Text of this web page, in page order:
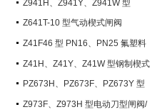
Z941H、Z941Y、Z941W 型
PN100~PN200 钢制电动楔式闸阀
Z641T-10 型气动楔式闸阀
Z41F46 型 PN16、PN25 氟塑料
衬里楔式闸阀
Z41H、Z41Y、Z41W 型钢制楔式
闸阀PZ673H、PZ673F、PZ673Y 型
气动刀型闸阀/刀闸阀
Z973F、Z973H 型电动刀型闸阀/